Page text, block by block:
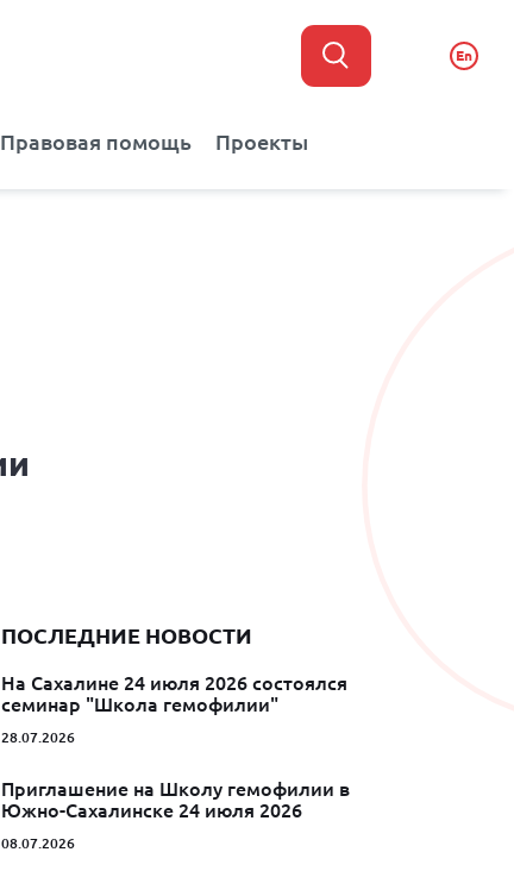
En
Правовая помощь Проекты
ПОСЛЕДНИЕ НОВОСТИ
На Сахалине 24 июля 2026 состоялся
семинар "Школа гемофилии"
28.07.2026
Приглашение на Школу гемофилии в
Южно-Сахалинске 24 июля 2026
08.07.2026